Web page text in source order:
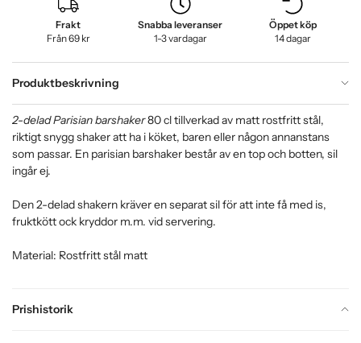
Frakt
Från 69 kr
Snabba leveranser
1-3 vardagar
Öppet köp
14 dagar
Produktbeskrivning
Prishistorik
2-delad Parisian barshaker80 cl tillverkad av matt rostfritt stål,
riktigt snygg shaker att ha i köket, baren eller någon annanstans
som passar. En parisian barshaker består av en top och botten, sil
ingår ej.
Den 2-delad shakern kräver en separat sil för att inte få med is,
fruktkött ock kryddor m.m. vid servering.
Material: Rostfritt stål matt